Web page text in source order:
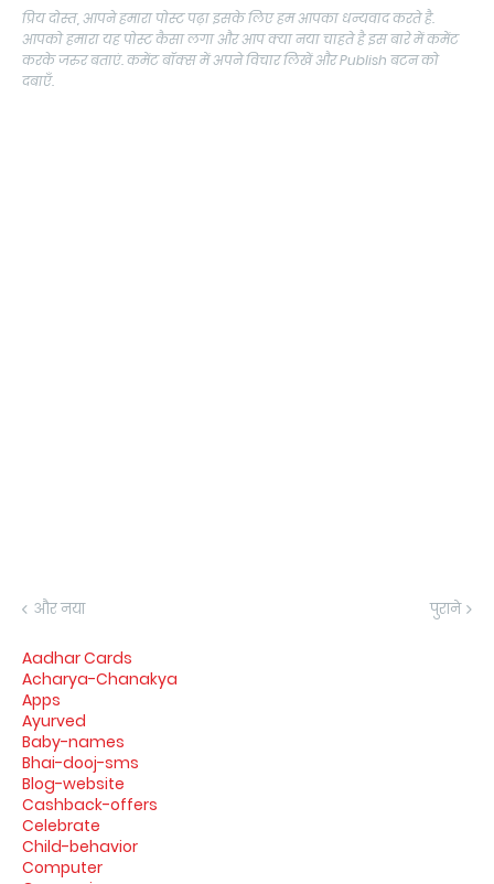
प्रिय दोस्त, आपने हमारा पोस्ट पढ़ा इसके लिए हम आपका धन्यवाद करते है.
आपको हमारा यह पोस्ट कैसा लगा और आप क्या नया चाहते है इस बारे में कमेंट
करके जरुर बताएं. कमेंट बॉक्स में अपने विचार लिखें और Publish बटन को
दबाएँ.
और नया पुराने
Aadhar Cards
Acharya-Chanakya
Apps
Ayurved
Baby-names
Bhai-dooj-sms
Blog-website
Cashback-offers
Celebrate
Child-behavior
Computer